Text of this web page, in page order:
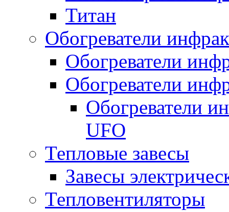
Титан
Обогреватели
Обогреватели
Обогреватели
Обогреватели
UFO
Тепловые завесы
Завесы
Тепловентиляторы